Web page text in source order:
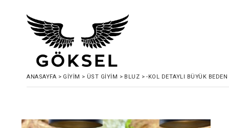
ANASAYFA > GIYIM > ÜST GIYIM > BLUZ > -KOL DETAYLI BÜYÜK